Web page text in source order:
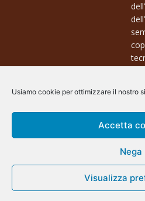
Usiamo cookie per ottimizzare il nostro
Accetta
Nega
Visualizza
@ArsCommunication 2023